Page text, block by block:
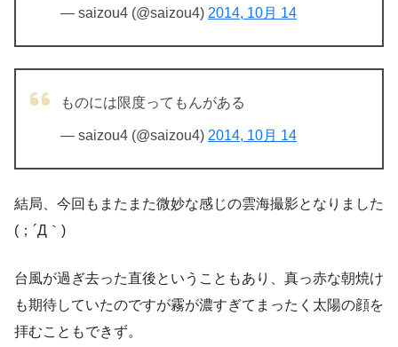
— saizou4 (@saizou4) 2014, 10月 14
ものには限度ってもんがある
— saizou4 (@saizou4) 2014, 10月 14
結局、今回もまたまた微妙な感じの雲海撮影となりました
(；´Д｀)
台風が過ぎ去った直後ということもあり、真っ赤な朝焼け
も期待していたのですが霧が濃すぎてまったく太陽の顔を
拝むこともできず。